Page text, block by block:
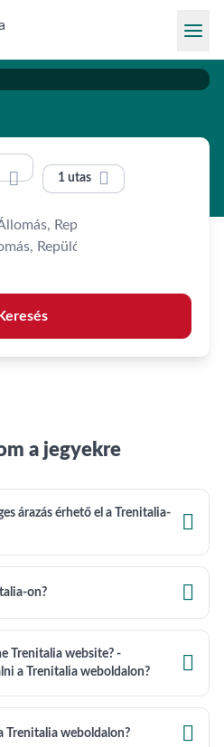
 1 utas 
Keresés
a jegyekre
árazás érhető el a Trenitalia-

on? 
Trenitalia website? -
a Trenitalia weboldalon?

Trenitalia weboldalon? 